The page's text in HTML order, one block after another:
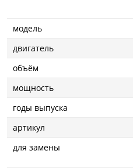
модель
двигатель
объём
мощность
годы выпуска
артикул
для замены